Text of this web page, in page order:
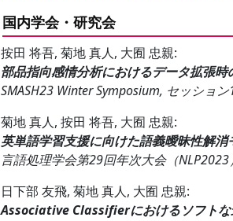
国内学会・研究会
按田 将吾, 菊地 真人, 大囿 忠親:
部品指向感情分析におけるデータ拡張
SMASH23 Winter Symposium, セッショ
菊地 真人, 按田 将吾, 大囿 忠親:
英単語学習支援に向けた語義曖昧性解
言語処理学会第29回年次大会（NLP2023
日下部 友飛, 菊地 真人, 大囿 忠親:
Associative Classifierにおけるソフト